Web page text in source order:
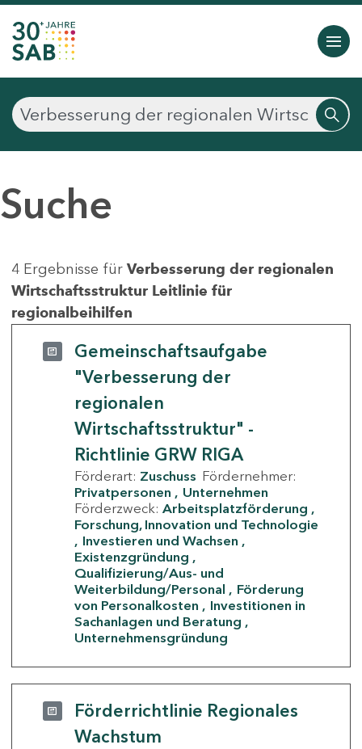
Suche
4 Ergebnisse für Verbesserung der regionalen
Wirtschaftsstruktur Leitlinie für
regionalbeihilfen
Gemeinschaftsaufgabe
"Verbesserung der
regionalen
Wirtschaftsstruktur" -
Richtlinie GRW RIGA
Förderart: Zuschuss Fördernehmer:
Privatpersonen
Unternehmen
Förderzweck: Arbeitsplatzförderung
Forschung, Innovation und Technologie
Investieren und Wachsen
Existenzgründung
Qualifizierung/Aus- und
Weiterbildung/Personal
Förderung
von Personalkosten
Investitionen in
Sachanlagen und Beratung
Unternehmensgründung
Förderrichtlinie Regionales
Wachstum